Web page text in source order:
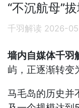
“不沉航母”
千羽解读 2026-
墙内自媒体千羽
屿，正逐渐转变
马毛岛的历史并